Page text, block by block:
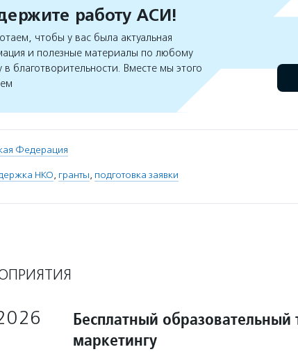
работу АСИ!
чтобы у вас была актуальная
и полезные материалы по любому
в благотворительности. Вместе мы этого
Федерация
НКО, гранты, подготовка заявки
Бесплатный образовательный
маркетингу